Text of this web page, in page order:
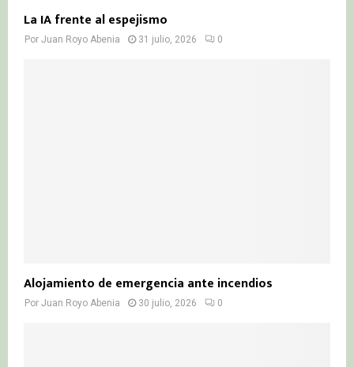
La IA frente al espejismo
Por Juan Royo Abenia 31 julio, 2026 0
Alojamiento de emergencia ante incendios
Por Juan Royo Abenia 30 julio, 2026 0